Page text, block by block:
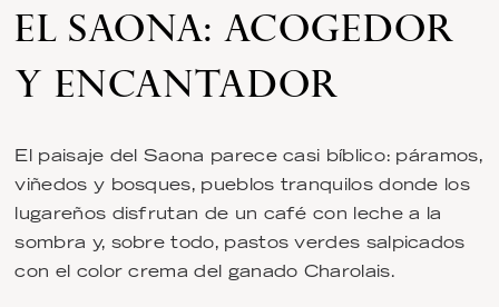
EL SAONA: ACOGEDOR
Y ENCANTADOR
El paisaje del Saona parece casi bíblico: páramos,
viñedos y bosques, pueblos tranquilos donde los
lugareños disfrutan de un café con leche a la
sombra y, sobre todo, pastos verdes salpicados
con el color crema del ganado Charolais.